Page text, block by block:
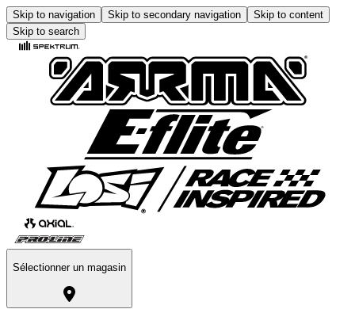
Skip to navigation Skip to secondary navigation
Skip to content
Skip to search
Sélectionner un magasin